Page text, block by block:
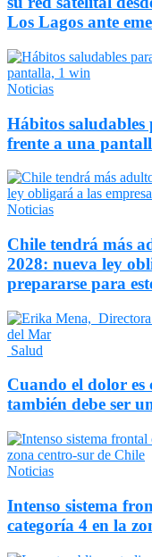
Los Lagos ante
Noticias
Hábitos
frente a una
Noticias
Chile tendrá más
2028: nueva ley
prepararse para
Salud
Cuando el dolor es
también debe ser
Noticias
Intenso sistema
categoría 4 en la